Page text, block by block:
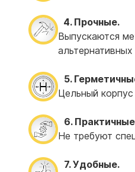
4. Прочные.
Выпускаются
5.
Цельный
6.
Не требуют
7. Удобные.